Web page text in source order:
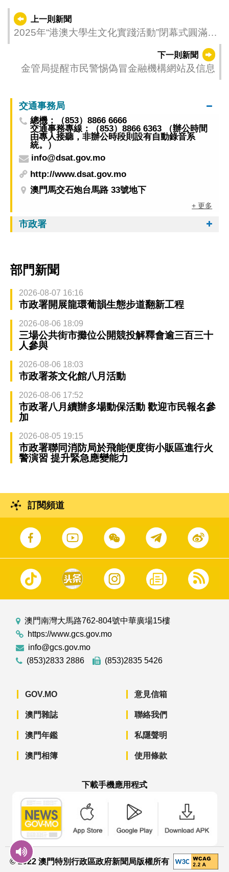
上一則新聞
2025年“港澳大學生文化實踐活動”閉幕式圓滿舉
下一則新聞
金管局提醒市民警惕偽冒金融機構網站及信息
交通事務局
總機：（853）8866 6666
交通事務專線：（853）8866 6363 （辦公時間
由專人接聽，非辦公時段則設有自動錄音系
統。）
info@dsat.gov.mo
http://www.dsat.gov.mo
澳門馬交石炮台馬路 33號地下
+ 更多
市政署
部門新聞
2026-08-07 16:16
市政署開展龍環葡韻生態步道翻新工程
2026-08-06 18:09
三場公共街市攤位公開競投解釋會逾三百三十
人參與
2026-08-06 18:03
市政署茶文化館八月活動
2026-08-06 17:52
市政署八月續辦多場動保活動 歡迎市民報名參
加
2026-08-05 19:15
市政署聯同消防局於飛能便度街小販區進行火
警演習 提升緊急應變能力
訂閱頻道
澳門南灣大馬路762-804號中華廣場15樓
https://www.gcs.gov.mo
info@gcs.gov.mo
(853)2833 2886
(853)2835 5426
GOV.MO
澳門雜誌
澳門年鑑
澳門相簿
意見信箱
聯絡我們
私隱聲明
使用條款
下載手機應用程式
© 2022 澳門特別行政區政府新聞局版權所有